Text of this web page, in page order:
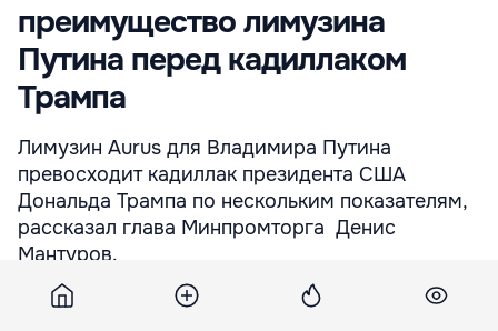
преимущество лимузина
Путина перед кадиллаком
Трампа
Лимузин Aurus для Владимира Путина
превосходит кадиллак президента США
Дональда Трампа по нескольким показателям,
рассказал глава Минпромторга Денис
Мантуров.